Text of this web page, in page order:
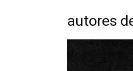
autores